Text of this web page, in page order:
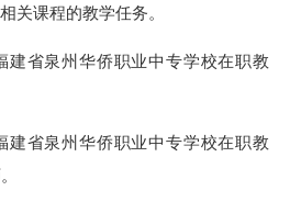
关课程的教学任务。
省泉州华侨职业中专学校在职教
省泉州华侨职业中专学校在职教